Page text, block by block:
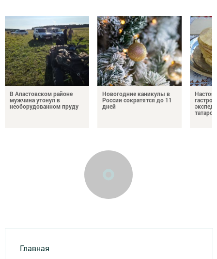
В Апастовском районе
мужчина утонул в
необорудованном пруду
Новогодние каникулы в
России сократятся до 11
дней
Главная